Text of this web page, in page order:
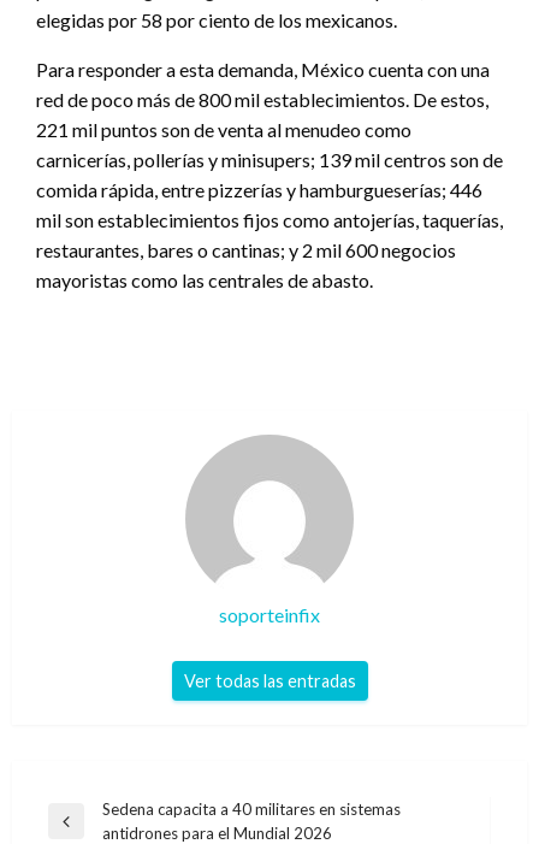
elegidas por 58 por ciento de los mexicanos.
Para responder a esta demanda, México cuenta con una
red de poco más de 800 mil establecimientos. De estos,
221 mil puntos son de venta al menudeo como
carnicerías, pollerías y minisupers; 139 mil centros son de
comida rápida, entre pizzerías y hamburgueserías; 446
mil son establecimientos fijos como antojerías, taquerías,
restaurantes, bares o cantinas; y 2 mil 600 negocios
mayoristas como las centrales de abasto.
soporteinfix
Ver todas las entradas
Navegación
Entrada
Sedena capacita a 40 militares en sistemas
antidrones para el Mundial 2026